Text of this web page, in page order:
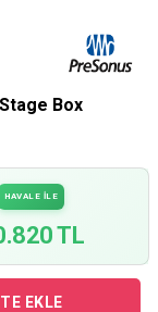
Box
HAVALE İLE
TL
EKLE